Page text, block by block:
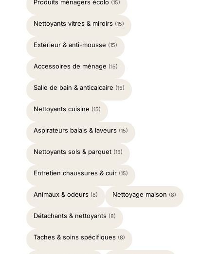
Produits ménagers écolo (15)
Nettoyants vitres & miroirs (15)
Extérieur & anti-mousse (15)
Accessoires de ménage (15)
Salle de bain & anticalcaire (15)
Nettoyants cuisine (15)
Aspirateurs balais & laveurs (15)
Nettoyants sols & parquet (15)
Entretien chaussures & cuir (15)
Animaux & odeurs (8) Nettoyage maison (8)
Détachants & nettoyants (8)
Taches & soins spécifiques (8)